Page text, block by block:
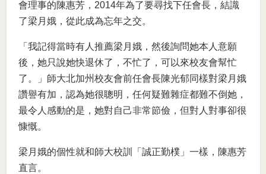
會理事的陳惠芳，2014年為了要尋找下任會長，結識
了梁月娥，從此成為忘年之交。
「我記得當時有人推薦梁月娥，然後詢問她本人意願
後，她只說她快退休了，不忙了，可以來校友會幫忙
了。」師大北加州校友會前任會長陳光郁同樣對梁月娥
讚譽有加，認為她很聰明，任何疑難雜症都難不倒她，
最令人感動的是，她對自己非常節儉，但對人對事卻很
慷慨。
梁月娥的個性就和師大校訓「誠正勤樸」一樣，陳惠芳
直言。